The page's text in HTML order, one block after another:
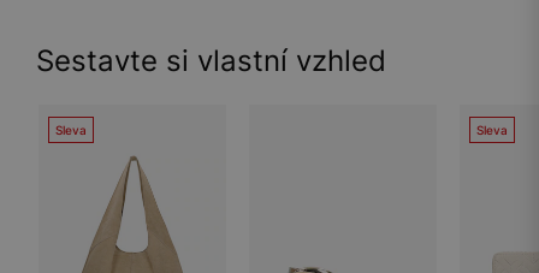
Sestavte si vlastní vzhled
Sleva Sleva